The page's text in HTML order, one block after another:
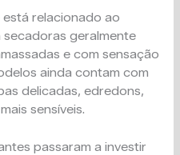
relacionado ao
geralmente
e com sensação
ainda contam com
delicadas, edredons,
sensíveis.
passaram a investir